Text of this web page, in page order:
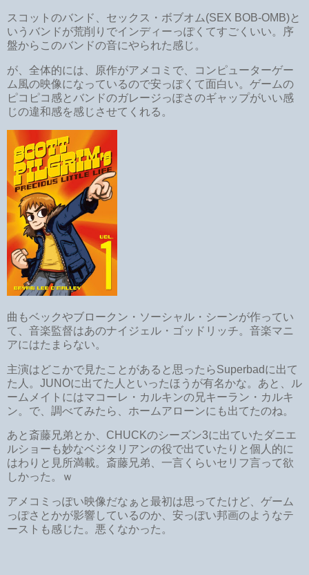
スコットのバンド、セックス・ボブオム(SEX BOB-OMB)と
いうバンドが荒削りでインディーっぽくてすごくいい。序
盤からこのバンドの音にやられた感じ。
が、全体的には、原作がアメコミで、コンピューターゲー
ム風の映像になっているので安っぽくて面白い。ゲームの
ピコピコ感とバンドのガレージっぽさのギャップがいい感
じの違和感を感じさせてくれる。
曲もベックやブロークン・ソーシャル・シーンが作ってい
て、音楽監督はあのナイジェル・ゴッドリッチ。音楽マニ
アにはたまらない。
主演はどこかで見たことがあると思ったらSuperbadに出て
た人。JUNOに出てた人といったほうが有名かな。あと、ル
ームメイトにはマコーレ・カルキンの兄キーラン・カルキ
ン。で、調べてみたら、ホームアローンにも出てたのね。
あと斎藤兄弟とか、CHUCKのシーズン3に出ていたダニエ
ルショーも妙なベジタリアンの役で出ていたりと個人的に
はわりと見所満載。斎藤兄弟、一言くらいセリフ言って欲
しかった。ｗ
アメコミっぽい映像だなぁと最初は思ってたけど、ゲーム
っぽさとかが影響しているのか、安っぽい邦画のようなテ
ーストも感じた。悪くなかった。